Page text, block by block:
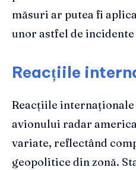
măsuri ar putea fi
unor astfel de
Reacțiile
Reacțiile
avionului radar
variate, reflectând
geopolitice din zonă.